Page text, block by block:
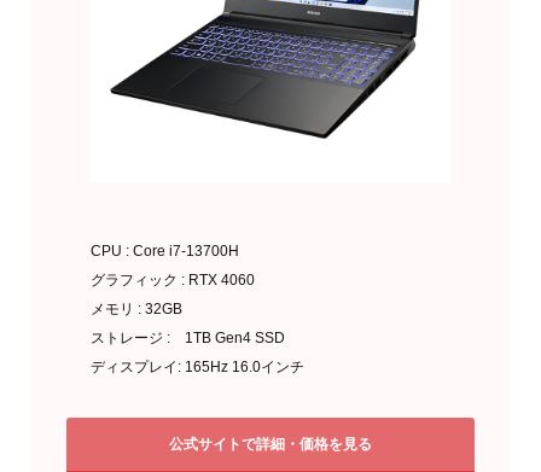
CPU : Core i7-13700H
グラフィック : RTX 4060
メモリ : 32GB
ストレージ : 1TB Gen4 SSD
ディスプレイ: 165Hz 16.0インチ
公式サイトで詳細・価格を見る